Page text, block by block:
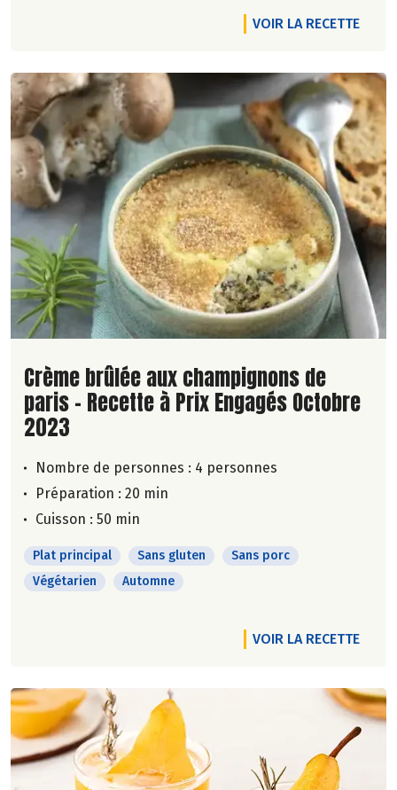
VOIR LA RECETTE
Lire la suite de la recette
Crème brûlée aux champignons de
paris - Recette à Prix Engagés Octobre
2023
Nombre de personnes : 4 personnes
Préparation : 20 min
Cuisson : 50 min
Plat principal Sans gluten
Sans porc
Végétarien
Automne
VOIR LA RECETTE